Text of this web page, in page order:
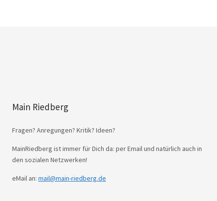
Main Riedberg
Fragen? Anregungen? Kritik? Ideen?
MainRiedberg ist immer für Dich da: per Email und natürlich auch in
den sozialen Netzwerken!
eMail an: mail@main-riedberg.de